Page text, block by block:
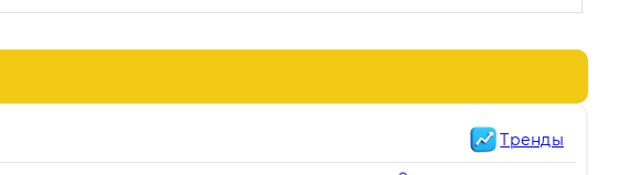
Тренды